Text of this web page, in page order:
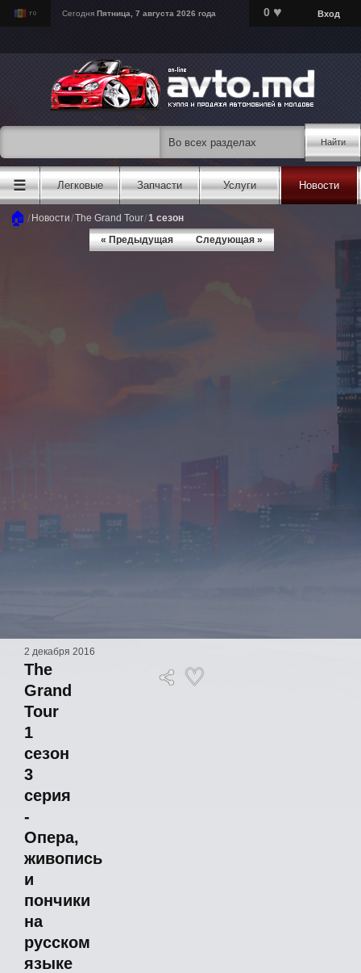
Сегодня Пятница, 7 августа 2026 года 0 ♥ Вход
Найти
☰ Легковые Запчасти Услуги Новости
🏠 / Новости/The Grand Tour/1 сезон
« Предыдущая
Следующая »
2 декабря 2016
The
Grand
Tour
1
сезон
3
серия
-
Опера,
живопись
и
пончики
на
русском
языке